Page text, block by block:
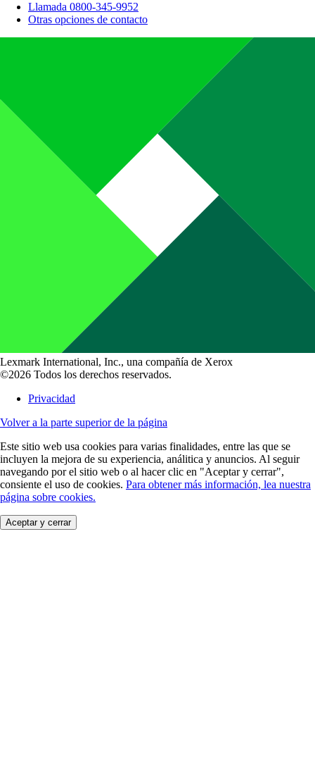
Llamada 0800-345-9952
Otras opciones de contacto
Lexmark International, Inc., una compañía de Xerox
©2026 Todos los derechos reservados.
Privacidad
Volver a la parte superior de la página
Este sitio web usa cookies para varias finalidades, entre las que se
incluyen la mejora de su experiencia, análitica y anuncios. Al seguir
navegando por el sitio web o al hacer clic en "Aceptar y cerrar",
consiente el uso de cookies. Para obtener más información, lea nuestra
página sobre cookies.
Aceptar y cerrar